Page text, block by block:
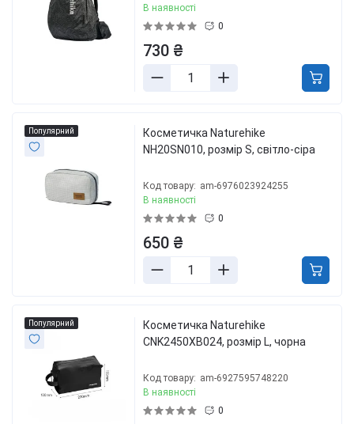
В наявності
0
730 ₴
Популярний
Косметичка Naturehike
NH20SN010, розмір S, світло-сіра
Код товару: am-6976023924255
В наявності
0
650 ₴
Популярний
Косметичка Naturehike
CNK2450XB024, розмір L, чорна
Код товару: am-6927595748220
В наявності
0